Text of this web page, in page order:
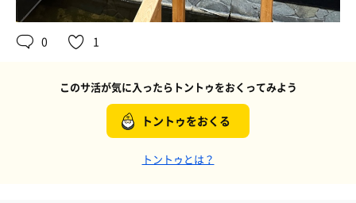
0 1
このサ活が気に入ったらトントゥをおくってみよう
トントゥをおくる
トントゥとは？